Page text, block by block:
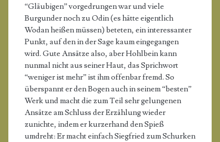
“Gläubigen” vorgedrungen war und viele
Burgunder noch zu Odin (es hätte eigentlich
Wodan heißen müssen) beteten, ein interessanter
Punkt, auf den in der Sage kaum eingegangen
wird. Gute Ansätze also, aber Hohlbein kann
nunmal nicht aus seiner Haut, das Sprichwort
“weniger ist mehr” ist ihm offenbar fremd. So
überspannt er den Bogen auch in seinem “besten”
Werk und macht die zum Teil sehr gelungenen
Ansätze am Schluss der Erzählung wieder
zunichte, indem er kurzerhand den Spieß
umdreht: Er macht einfach Siegfried zum Schurken